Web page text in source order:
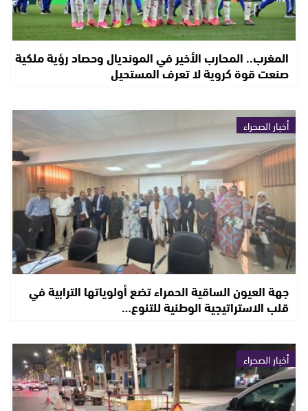
المغرب.. المحارب الأخير في المونديال وحصاد رؤية ملكية
صنعت قوة كروية لا تعرف المستحيل
أخبار الصحراء
جهة العيون الساقية الحمراء تضع أولوياتها الترابية في
قلب الاستراتيجية الوطنية للتنوع…
أخبار الصحراء